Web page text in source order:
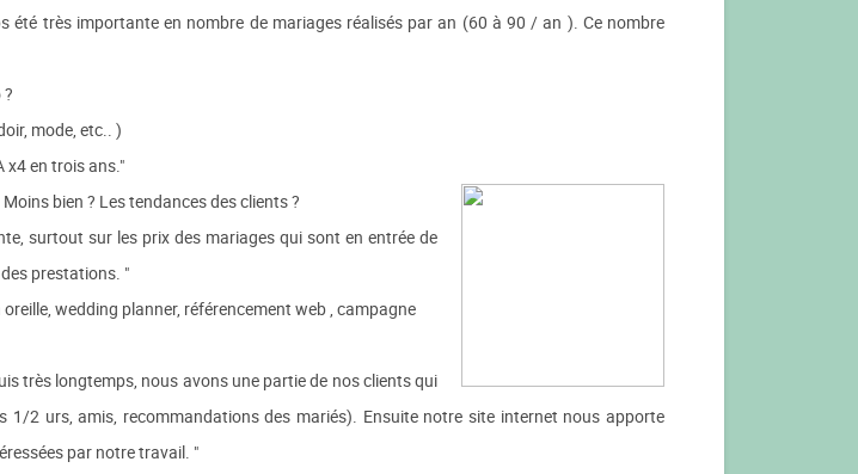
été très importante en nombre de mariages réalisés par an (60 à 90 / an ). Ce nombre
mode, etc.. )
x4 en trois ans."
bien ? Les tendances des clients ?
surtout sur les prix des mariages qui sont en entrée de
prestations. "
wedding planner, référencement web , campagne
très longtemps, nous avons une partie de nos clients qui
1/2 urs, amis, recommandations des mariés). Ensuite notre site internet nous apporte
par notre travail. "